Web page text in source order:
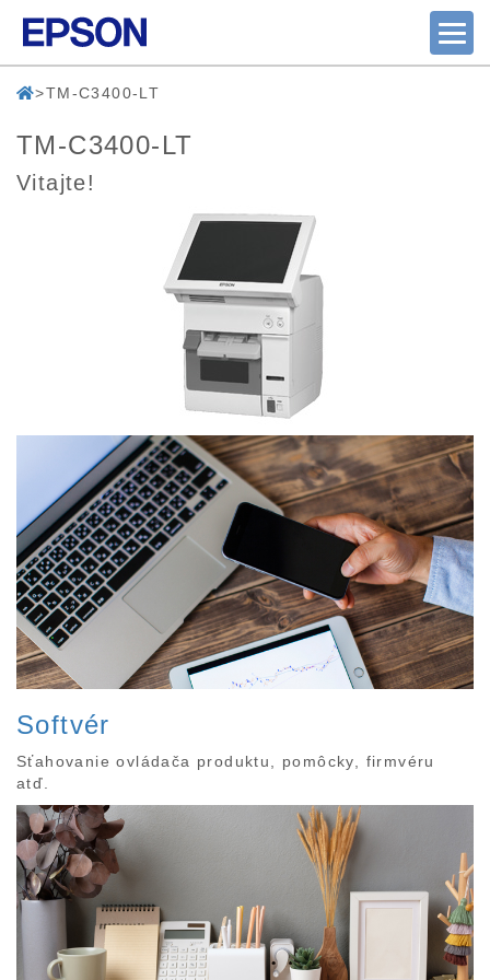
TM-C3400-LT
TM-C3400-LT
Vitajte!
Softvér
Sťahovanie ovládača produktu, pomôcky, firmvéru
atď.